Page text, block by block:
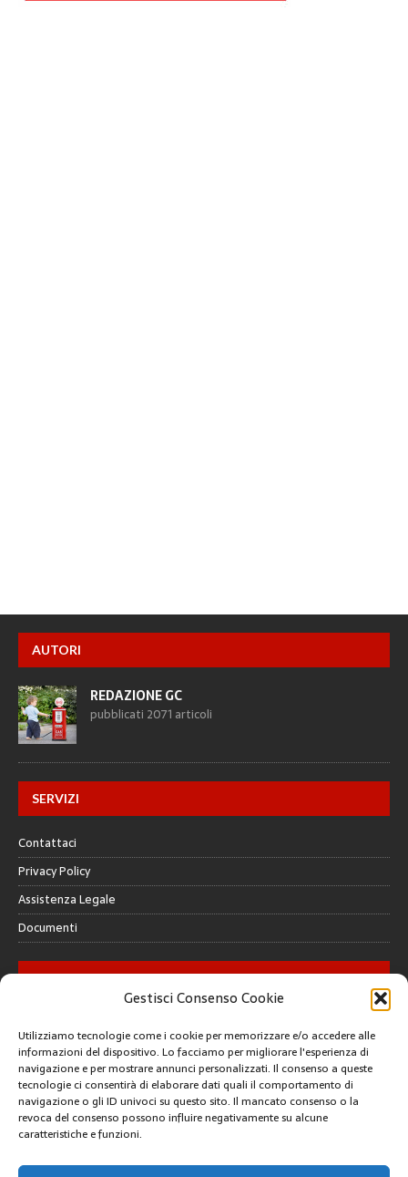
Gestisci Consenso Cookie
Utilizziamo tecnologie come i cookie per memorizzare e/o accedere alle
informazioni del dispositivo. Lo facciamo per migliorare l'esperienza di
navigazione e per mostrare annunci personalizzati. Il consenso a queste
tecnologie ci consentirà di elaborare dati quali il comportamento di
navigazione o gli ID univoci su questo sito. Il mancato consenso o la
revoca del consenso possono influire negativamente su alcune
caratteristiche e funzioni.
AUTORI
REDAZIONE GC
pubblicati 2071 articoli
SERVIZI
Contattaci
Privacy Policy
Assistenza Legale
Documenti
GALLERY
CREATIVE COMMONS
Questa opera è concessa in licenza con i termini